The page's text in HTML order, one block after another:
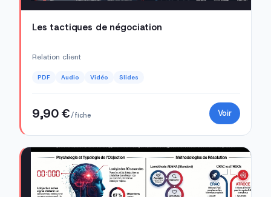
Les tactiques de négociation
Relation client
PDF Audio Vidéo Slides
9,90 €/ fiche Voir